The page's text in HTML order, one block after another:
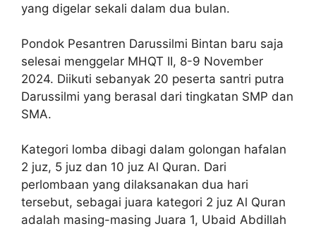
yang digelar sekali dalam dua bulan.
Pondok Pesantren Darussilmi Bintan baru saja
selesai menggelar MHQT II, 8-9 November
2024. Diikuti sebanyak 20 peserta santri putra
Darussilmi yang berasal dari tingkatan SMP dan
SMA.
Kategori lomba dibagi dalam golongan hafalan
2 juz, 5 juz dan 10 juz Al Quran. Dari
perlombaan yang dilaksanakan dua hari
tersebut, sebagai juara kategori 2 juz Al Quran
adalah masing-masing Juara 1, Ubaid Abdillah